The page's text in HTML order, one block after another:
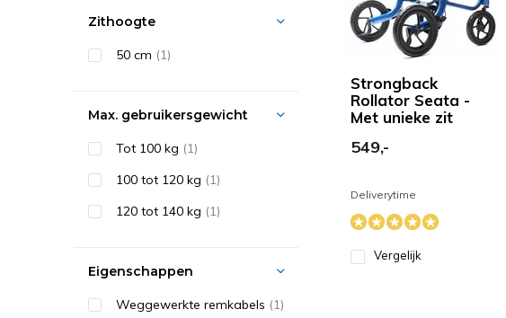
Strongback
Rollator Seata -
Met unieke zit
549,-
Deliverytime
Vergelijk
Zithoogte
50 cm (1)
Max. gebruikersgewicht
Tot 100 kg (1)
100 tot 120 kg (1)
120 tot 140 kg (1)
Eigenschappen
Weggewerkte remkabels (1)